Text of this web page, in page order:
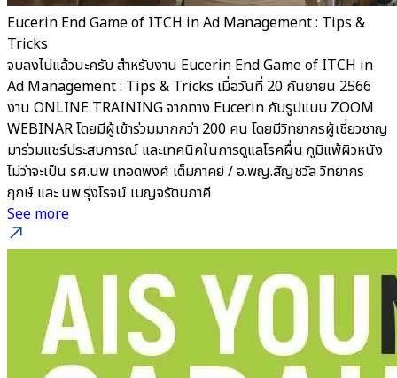
Eucerin End Game of ITCH in Ad Management : Tips &
Tricks
จบลงไปแล้วนะครับ สำหรับงาน Eucerin End Game of ITCH in
Ad Management : Tips & Tricks เมื่อวันที่ 20 กันยายน 2566
งาน ONLINE TRAINING จากทาง Eucerin กับรูปแบบ ZOOM
WEBINAR โดยมีผู้เข้าร่วมมากกว่า 200 คน โดยมีวิทยากรผู้เชี่ยวชาญ
มาร่วมแชร์ประสบการณ์ และเทคนิคในการดูแลโรคผื่น ภูมิแพ้ผิวหนัง
ไม่ว่าจะเป็น รศ.นพ เทอดพงศ์ เต็มภาคย์ / อ.พญ.สัญชวัล วิทยากร
ฤกษ์ และ นพ.รุ่งโรจน์ เบญจรัตนภาคี
See more